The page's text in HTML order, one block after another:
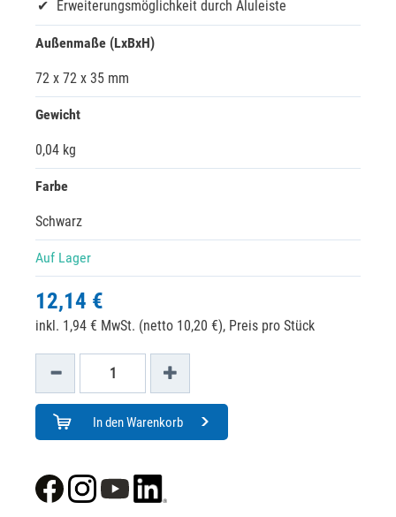
Erweiterungsmöglichkeit durch Aluleiste
Außenmaße (LxBxH)
72 x 72 x 35 mm
Gewicht
0,04 kg
Farbe
Schwarz
Auf Lager
12,14 €
inkl. 1,94 € MwSt. (netto 10,20 €), Preis pro Stück
In den Warenkorb